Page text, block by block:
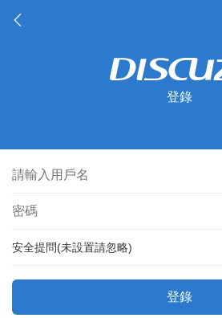
登錄
安全提問(未設置請忽略)
登錄